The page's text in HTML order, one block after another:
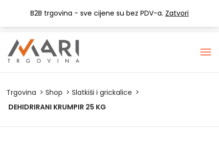
B2B trgovina - sve cijene su bez PDV-a. Zatvori
+385 (0) 1 3441-053
info@mari-trgovina.hr
Trgovina Shop
Slatkiši i grickalice
DEHIDRIRANI KRUMPIR 25 KG